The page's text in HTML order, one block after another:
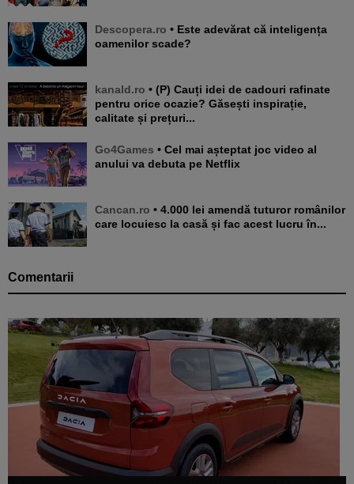
Descopera.ro • Este adevărat că inteligența
oamenilor scade?
kanald.ro • (P) Cauți idei de cadouri rafinate
pentru orice ocazie? Găsești inspirație,
calitate și prețuri...
Go4Games • Cel mai așteptat joc video al
anului va debuta pe Netflix
Cancan.ro • 4.000 lei amendă tuturor românilor
care locuiesc la casă și fac acest lucru în...
Comentarii